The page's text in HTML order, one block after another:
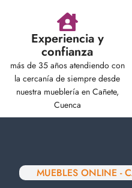
Experiencia y
confianza
más de 35 años atendiendo con
la cercanía de siempre desde
nuestra mueblería en Cañete,
Cuenca
MUEBLES ONLINE -